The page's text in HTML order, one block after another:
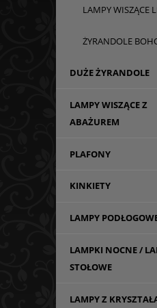
LAMPY WISZĄCE
ŻYRANDOLE
DUŻE ŻYRANDOLE
LAMPY WISZĄCE Z
ABAŻUREM
PLAFONY
KINKIETY
LAMPY
LAMPKI NOCNE /
STOŁOWE
LAMPY Z